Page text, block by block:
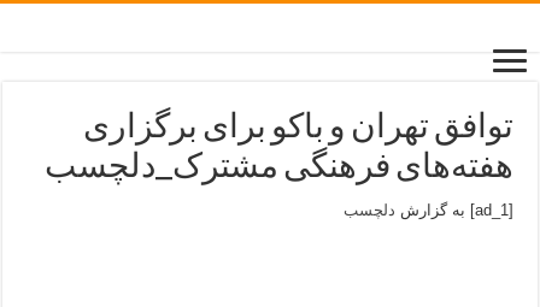
توافق تهران و باکو برای برگزاری
هفته‌های فرهنگی مشترک_دلچسب
[ad_1] به گزارش دلچسب